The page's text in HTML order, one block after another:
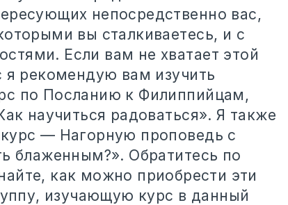
непосредственно вас,
вы сталкиваетесь, и с
Если вам не хватает этой
я рекомендую вам изучить
по Посланию к Филиппийцам,
научиться радоваться». Я также
— Нагорную проповедь с
блаженным?». Обратитесь по
как можно приобрести эти
изучающую курс в данный